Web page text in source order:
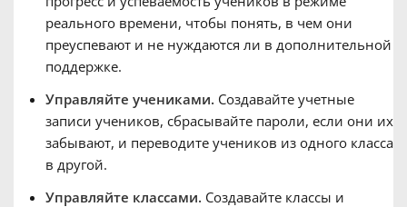
реального времени, чтобы понять, в чем они
преуспевают и не нуждаются ли в дополнительной
поддержке.
Управляйте учениками. Создавайте учетные
записи учеников, сбрасывайте пароли, если они их
забывают, и переводите учеников из одного класса
в другой.
Управляйте классами. Создавайте классы и